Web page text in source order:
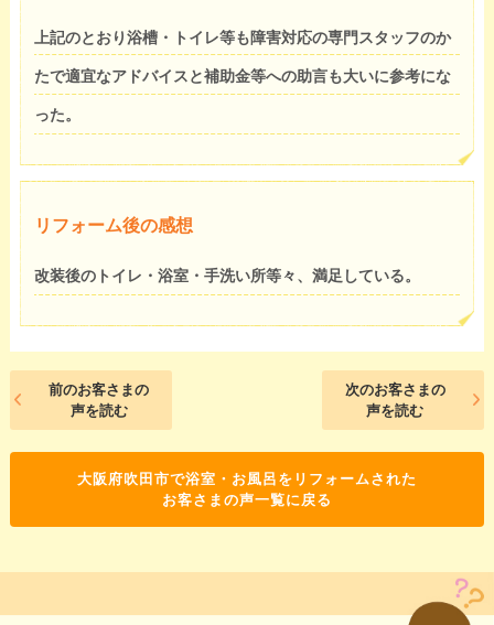
上記のとおり浴槽・トイレ等も障害対応の専門スタッフのか
たで適宜なアドバイスと補助金等への助言も大いに参考にな
った。
リフォーム後の感想
改装後のトイレ・浴室・手洗い所等々、満足している。
前のお客さまの
声を読む
次のお客さまの
声を読む
大阪府吹田市で浴室・お風呂をリフォームされた
お客さまの声一覧に戻る